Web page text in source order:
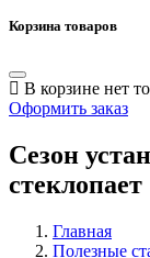
Корзина товаров
В корзине нет
Оформить заказ
Сезон
стеклопает
Главная
Полезные